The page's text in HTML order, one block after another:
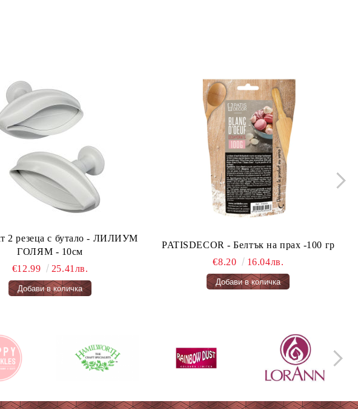
2 резеца с бутало - ЛИЛИУМ
ГОЛЯМ - 10см
€12.99
25.41лв.
PATISDECOR - Белтък на прах -100 гр
€8.20
16.04лв.